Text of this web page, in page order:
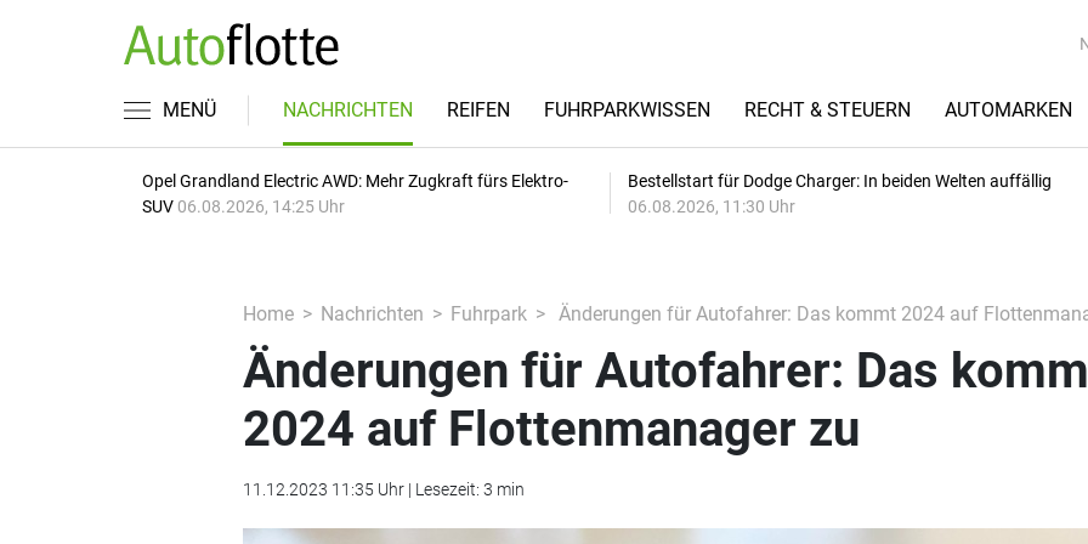
MENÜ NACHRICHTEN REIFEN FUHRPARKWISSEN RECHT & STEUERN AUTOMARKEN
Opel Grandland Electric AWD: Mehr Zugkraft fürs Elektro-
SUV 06.08.2026, 14:25 Uhr
Bestellstart für Dodge Charger: In beiden Welten auffällig
06.08.2026, 11:30 Uhr
Home Nachrichten Fuhrpark Änderungen für Autofahrer: Das kommt 2024 auf
Änderungen für Autofahrer: Das
2024 auf Flottenmanager zu
11.12.2023 11:35 Uhr | Lesezeit: 3 min